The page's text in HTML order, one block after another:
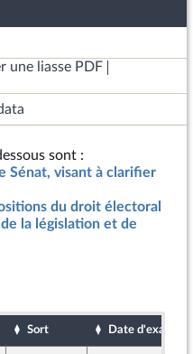
une liasse PDF
sont :
Sénat, visant à clarifier
du droit électoral
la législation et de
Sort Date d'examen